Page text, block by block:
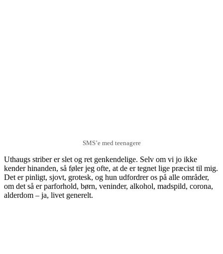
SMS’e med teenagere
Uthaugs striber er slet og ret genkendelige. Selv om vi jo ikke
kender hinanden, så føler jeg ofte, at de er tegnet lige præcist til mig.
Det er pinligt, sjovt, grotesk, og hun udfordrer os på alle områder,
om det så er parforhold, børn, veninder, alkohol, madspild, corona,
alderdom – ja, livet generelt.